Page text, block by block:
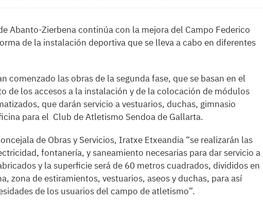
Abanto-Zierbena continúa con la mejora del Campo Federico
de la instalación deportiva que se lleva a cabo en diferentes
comenzado las obras de la segunda fase, que se basan en el
de los accesos a la instalación y de la colocación de módulos
que darán servicio a vestuarios, duchas, gimnasio
para el Club de Atletismo Sendoa de Gallarta.
de Obras y Servicios, Iratxe Etxeandia “se realizarán las
fontanería, y saneamiento necesarias para dar servicio a
y la superficie será de 60 metros cuadrados, divididos en
zona de estiramientos, vestuarios, aseos y duchas, para así
de los usuarios del campo de atletismo”.